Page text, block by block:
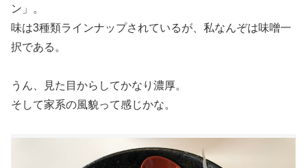
ン」。
味は3種類ラインナップされているが、私なんぞは味噌一
択である。
うん、見た目からしてかなり濃厚。
そして家系の風貌って感じかな。